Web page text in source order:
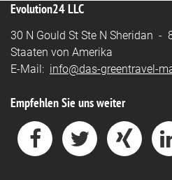
Evolution24 LLC
30 N Gould St Ste N Sheridan -
Staaten von Amerika
E-Mail: info@das-greentravel-
Empfehlen Sie uns weiter